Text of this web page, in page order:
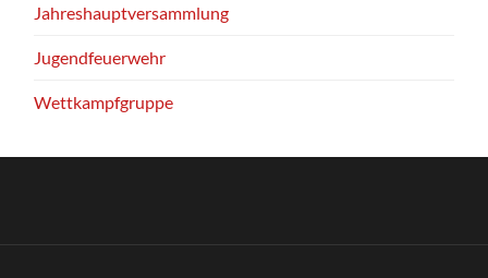
Jahreshauptversammlung
Jugendfeuerwehr
Wettkampfgruppe